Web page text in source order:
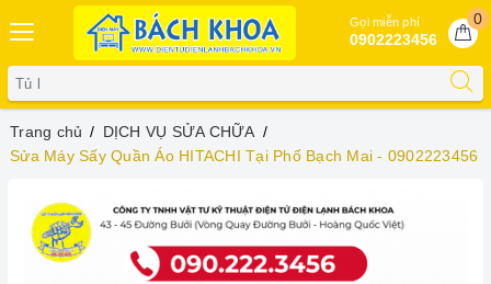
0
Gọi miễn phí
0902223456
Trang chủ
DỊCH VỤ SỬA CHỮA
Sửa Máy Sấy Quần Áo HITACHI Tại Phố Bạch Mai - 0902223456